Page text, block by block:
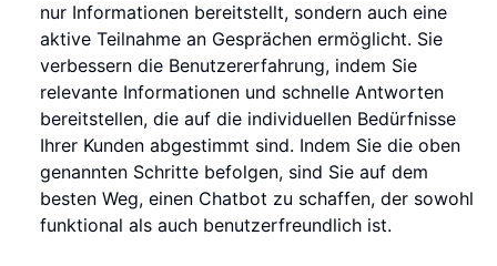
nur Informationen bereitstellt, sondern auch eine
aktive Teilnahme an Gesprächen ermöglicht. Sie
verbessern die Benutzererfahrung, indem Sie
relevante Informationen und schnelle Antworten
bereitstellen, die auf die individuellen Bedürfnisse
Ihrer Kunden abgestimmt sind. Indem Sie die oben
genannten Schritte befolgen, sind Sie auf dem
besten Weg, einen Chatbot zu schaffen, der sowohl
funktional als auch benutzerfreundlich ist.